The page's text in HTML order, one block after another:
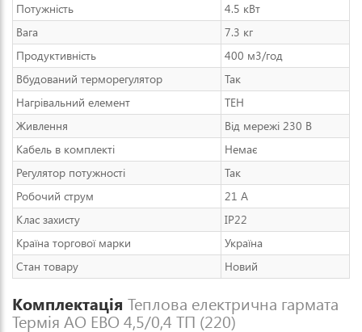
Потужність
4.5 кВт
Вага
7.3 кг
Продуктивність
400 м3/год
Вбудований терморегулятор
Так
Нагрівальний елемент
ТЕН
Живлення
Від мережі 230 В
Кабель в комплекті
Немає
Регулятор потужності
Так
Робочий струм
21 А
Клас захисту
IP22
Країна торгової марки
Україна
Стан товару
Новий
Комплектація Теплова електрична гармата
Термія АО ЕВО 4,5/0,4 ТП (220)